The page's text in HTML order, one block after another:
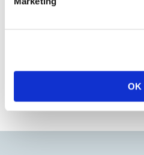
OK
Zur Artist